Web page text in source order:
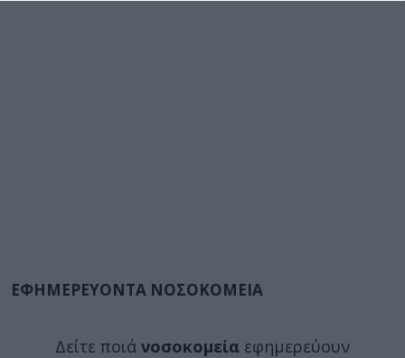
ΕΦΗΜΕΡΕΥΟΝΤΑ ΝΟΣΟΚΟΜΕΙΑ
Δείτε ποιά νοσοκομεία εφημερεύουν